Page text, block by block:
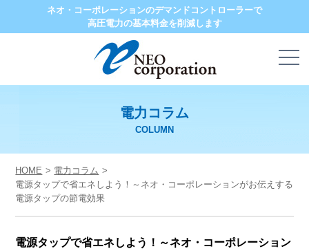
ネオ・コーポレーションのデマンドコントローラーで
高圧電力の基本料金を削減します
電力コラム
COLUMN
HOME
電力コラム
電源タップで省エネしよう！～ネオ・コーポレーションがお伝えする
電源タップの節電効果
電源タップで省エネしよう！～ネオ・コーポレーション